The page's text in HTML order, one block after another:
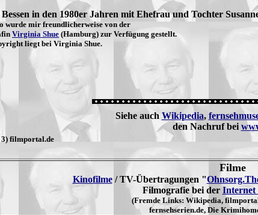
in den 1980er Jahren mit Ehefrau und Tochter
wurde mir freundlicherweise von der
Virginia Shue (Hamburg) zur Verfügung gestellt.
liegt bei Virginia Shue.
Siehe auch Wikipedia,
den Nachruf bei
3) filmportal.de
Filme
Kinofilme/ TV-Übertragungen "
Filmografie bei der Internet
(Fremde Links: Wikipedia,
fernsehserien.de, Die